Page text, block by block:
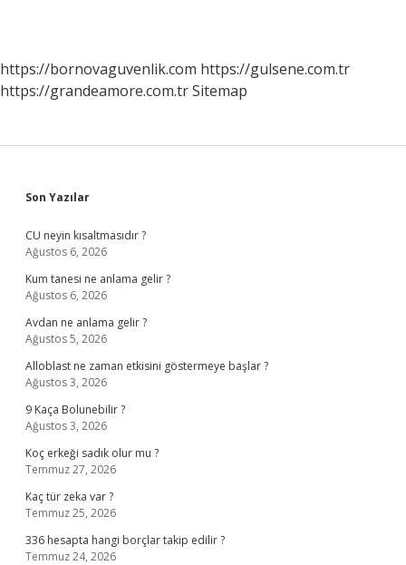
https://bornovaguvenlik.com https://gulsene.com.tr
https://grandeamore.com.trSitemap
Sidebar
Son Yazılar
CU neyin kısaltmasıdır ?
Ağustos 6, 2026
Kum tanesi ne anlama gelir ?
Ağustos 6, 2026
Avdan ne anlama gelir ?
Ağustos 5, 2026
Alloblast ne zaman etkisini göstermeye başlar ?
Ağustos 3, 2026
9 Kaça Bolunebilir ?
Ağustos 3, 2026
Koç erkeği sadık olur mu ?
Temmuz 27, 2026
Kaç tür zeka var ?
Temmuz 25, 2026
336 hesapta hangi borçlar takip edilir ?
Temmuz 24, 2026